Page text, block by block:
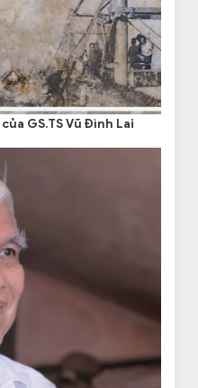
GS.TS Vũ Đình Lai